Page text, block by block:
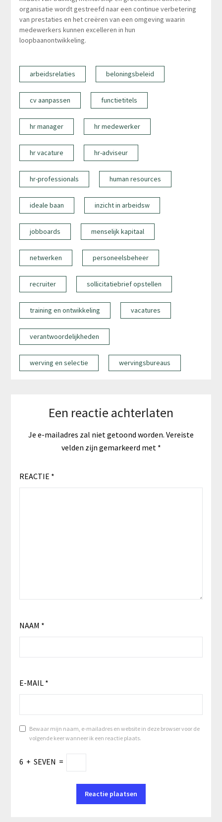
organisatie wordt gestreefd naar een continue verbetering
van prestaties en het creëren van een omgeving waarin
medewerkers kunnen excelleren in hun
loopbaanontwikkeling.
arbeidsrelaties beloningsbeleid
cv aanpassen functietitels
hr manager hr medewerker
hr vacature hr-adviseur
hr-professionals human resources
ideale baan inzicht in arbeidsw
jobboards menselijk kapitaal
netwerken personeelsbeheer
recruiter sollicitatiebrief opstellen
training en ontwikkeling vacatures
verantwoordelijkheden
werving en selectie wervingsbureaus
Een reactie achterlaten
Je e-mailadres zal niet getoond worden. Vereiste
velden zijn gemarkeerd met *
REACTIE *
NAAM *
E-MAIL *
Bewaar mijn naam, e-mailadres en website in deze browser voor de
volgende keer wanneer ik een reactie plaats.
6 + SEVEN =